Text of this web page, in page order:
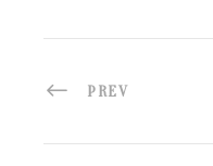
PREV